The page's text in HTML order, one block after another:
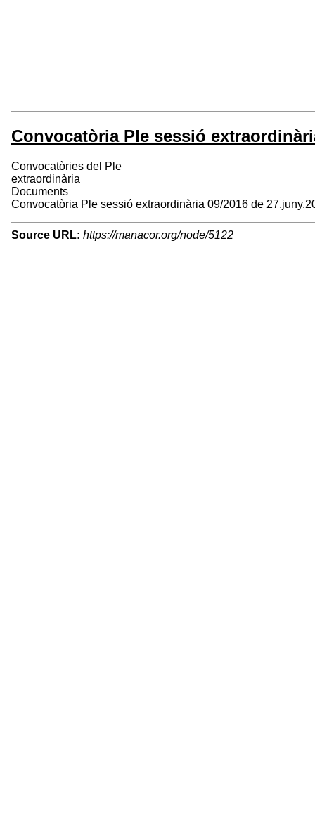
Convocatòria Ple sessió
Convocatòries del Ple
extraordinària
Documents
Convocatòria Ple sessió extraordinària 09/2016 de
Source URL: https://manacor.org/node/5122